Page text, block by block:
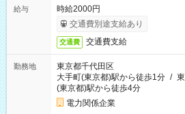
給与
時給2000円
交通費別途支給あり
交通費 交通費支給
勤務地
東京都千代田区
大手町(東京都)駅から徒歩1分 /
(東京都)駅から徒歩4分
電力関係企業